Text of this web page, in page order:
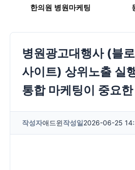
한의원 병원마케팅
병원광고대행사 (블
사이트) 상위노출 실
통합 마케팅이 중요
작성자애드윈작성일2026-06-25